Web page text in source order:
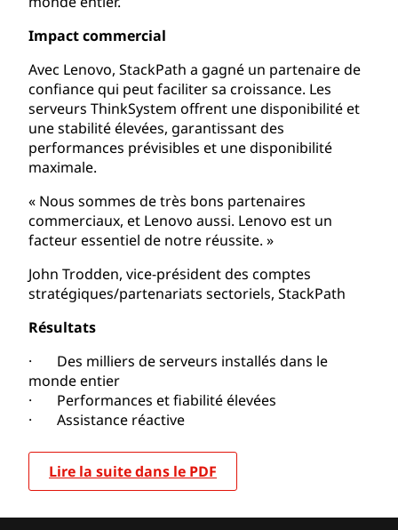
Impact commercial
Avec Lenovo, StackPath a gagné un partenaire de
confiance qui peut faciliter sa croissance. Les
serveurs ThinkSystem offrent une disponibilité et
une stabilité élevées, garantissant des
performances prévisibles et une disponibilité
maximale.
« Nous sommes de très bons partenaires
commerciaux, et Lenovo aussi. Lenovo est un
facteur essentiel de notre réussite. »
John Trodden, vice-président des comptes
stratégiques/partenariats sectoriels, StackPath
Résultats
· Des milliers de serveurs installés dans le
monde entier
· Performances et fiabilité élevées
· Assistance réactive
Lire la suite dans le PDF